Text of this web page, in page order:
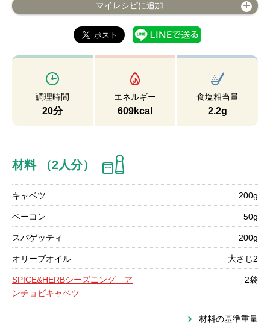
マイレシピに追加
調理時間
20分
エネルギー
609kcal
食塩相当量
2.2g
材料 （2人分）
キャベツ 200g
ベーコン 50g
スパゲッティ 200g
オリーブオイル 大さじ2
SPICE&HERBシーズニング ア
ンチョビキャベツ
2袋
材料の基準重量